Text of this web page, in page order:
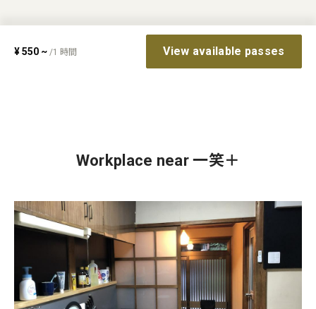
¥550 ~ /1 時間 View available passes
Workplace near 一笑＋